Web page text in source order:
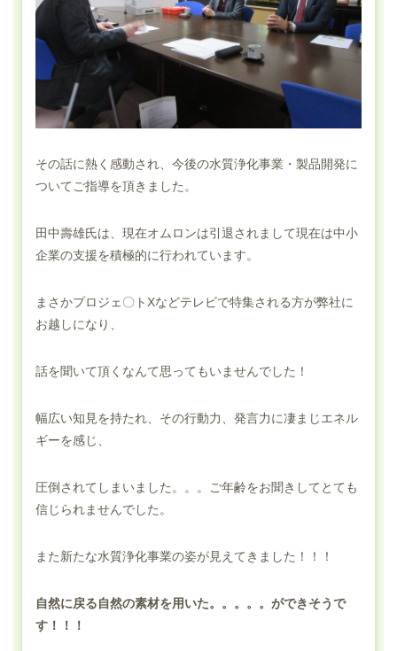
その話に熱く感動され、今後の水質浄化事業・製品開発に
ついてご指導を頂きました。
田中壽雄氏は、現在オムロンは引退されまして現在は中小
企業の支援を積極的に行われています。
まさかプロジェ〇トXなどテレビで特集される方が弊社に
お越しになり、
話を聞いて頂くなんて思ってもいませんでした！
幅広い知見を持たれ、その行動力、発言力に凄まじエネル
ギーを感じ、
圧倒されてしまいました。。。ご年齢をお聞きしてとても
信じられませんでした。
また新たな水質浄化事業の姿が見えてきました！！！
自然に戻る自然の素材を用いた。。。。。ができそうで
す！！！